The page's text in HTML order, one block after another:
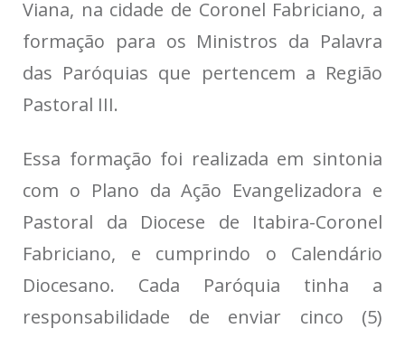
Viana, na cidade de Coronel Fabriciano, a
formação para os Ministros da Palavra
das Paróquias que pertencem a Região
Pastoral III.
Essa formação foi realizada em sintonia
com o Plano da Ação Evangelizadora e
Pastoral da Diocese de Itabira-Coronel
Fabriciano, e cumprindo o Calendário
Diocesano. Cada Paróquia tinha a
responsabilidade de enviar cinco (5)